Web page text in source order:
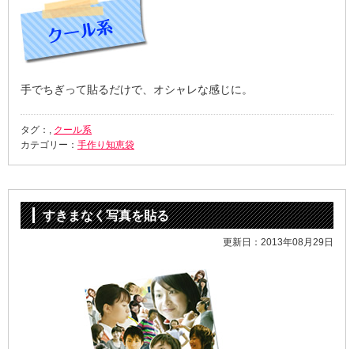
手でちぎって貼るだけで、オシャレな感じに。
タグ：, クール系
カテゴリー： 手作り知恵袋
すきまなく写真を貼る
更新日：2013年08月29日